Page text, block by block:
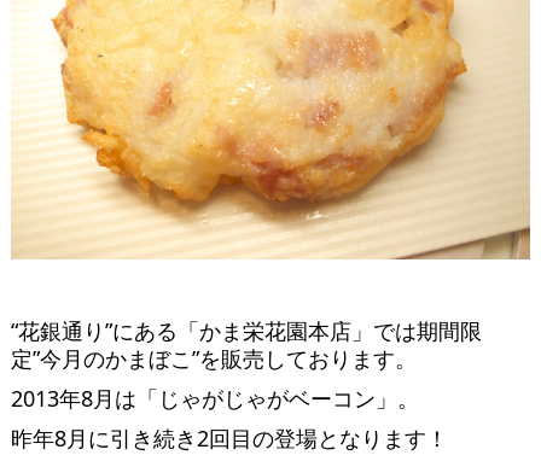
“花銀通り”にある「かま栄花園本店」では期間限
定”今月のかまぼこ”を販売しております。
2013年8月は「じゃがじゃがベーコン」。
昨年8月に引き続き2回目の登場となります！